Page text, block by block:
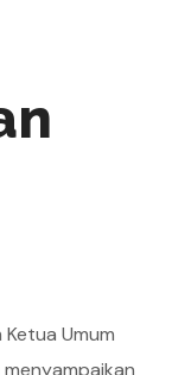
Umum